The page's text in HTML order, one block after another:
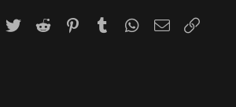
Facebook
Twitter Reddit PinterestTumblr WhatsApp
e-mail